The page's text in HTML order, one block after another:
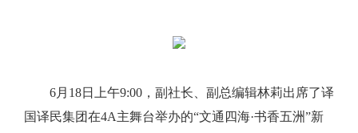
6月18日上午9:00，副社长、副总编辑林莉出席了译
国译民集团在4A主舞台举办的“文通四海·书香五洲”新